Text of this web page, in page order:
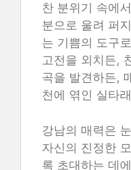
찬 분위기 속에
분으로 울려 퍼
는 기쁨의 도구
고전을 외치든,
곡을 발견하든,
천에 엮인 실타
강남의 매력은
자신의 진정한
록 초대하는 데